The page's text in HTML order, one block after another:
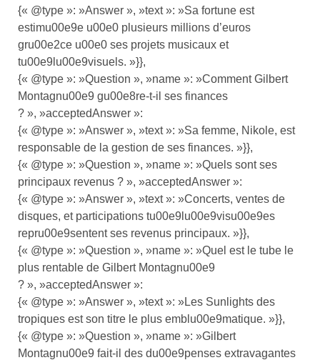
{« @type »: »Answer », »text »: »Sa fortune est
estimu00e9e u00e0 plusieurs millions d’euros
gru00e2ce u00e0 ses projets musicaux et
tu00e9lu00e9visuels. »}},
{« @type »: »Question », »name »: »Comment Gilbert
Montagnu00e9 gu00e8re-t-il ses finances
? », »acceptedAnswer »:
{« @type »: »Answer », »text »: »Sa femme, Nikole, est
responsable de la gestion de ses finances. »}},
{« @type »: »Question », »name »: »Quels sont ses
principaux revenus ? », »acceptedAnswer »:
{« @type »: »Answer », »text »: »Concerts, ventes de
disques, et participations tu00e9lu00e9visu00e9es
repru00e9sentent ses revenus principaux. »}},
{« @type »: »Question », »name »: »Quel est le tube le
plus rentable de Gilbert Montagnu00e9
? », »acceptedAnswer »:
{« @type »: »Answer », »text »: »Les Sunlights des
tropiques est son titre le plus emblu00e9matique. »}},
{« @type »: »Question », »name »: »Gilbert
Montagnu00e9 fait-il des du00e9penses extravagantes